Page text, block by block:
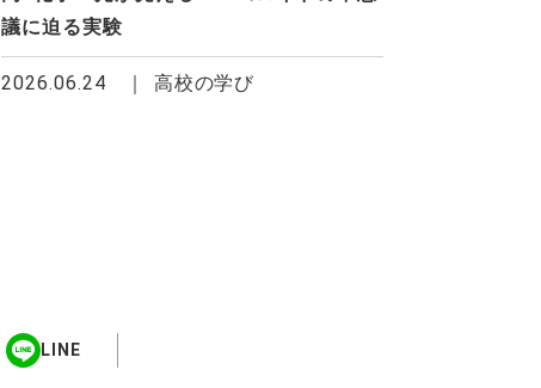
議に迫る実験
2026.06.24 高校の学び
LINE